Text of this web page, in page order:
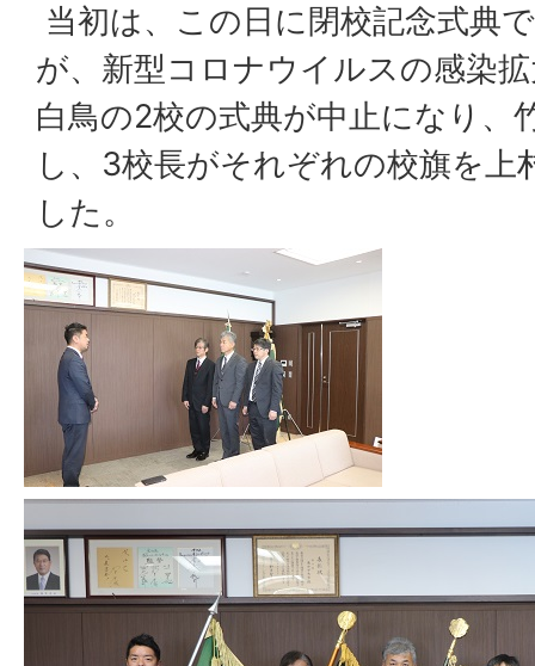
当初は、この日に閉校記念式典
が、新型コロナウイルスの感染
白鳥の2校の式典が中止になり、
し、3校長がそれぞれの校旗を上
した。